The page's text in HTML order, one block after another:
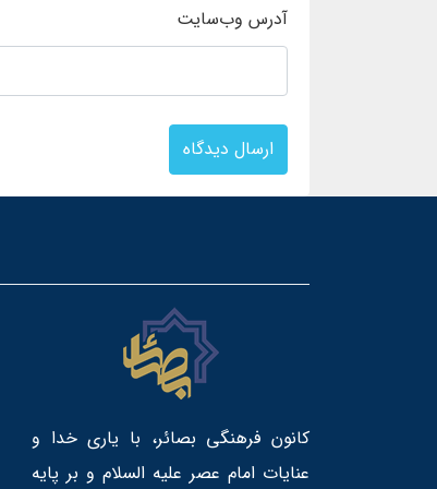
آدرس وب‌سایت
ارسال دیدگاه
کانون فرهنگی بصائر، با یاری خدا و
عنایات امام عصر علیه السلام و بر پایه